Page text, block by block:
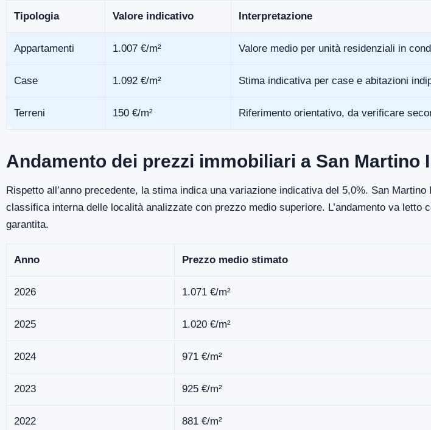
Tipologia Valore indicativo Interpretazione
Appartamenti 1.007 €/m² Valore medio per unità residenziali in
Case 1.092 €/m² Stima indicativa per case e abitazioni
Terreni 150 €/m² Riferimento orientativo, da verificare
Andamento dei prezzi immobiliari a San Martino
Rispetto all’anno precedente, la stima indica una variazione indicativa del 5,0%. San
classifica interna delle località analizzate con prezzo medio superiore. L’andamento va letto
garantita.
Anno Prezzo medio stimato
2026 1.071 €/m²
2025 1.020 €/m²
2024 971 €/m²
2023 925 €/m²
2022 881 €/m²